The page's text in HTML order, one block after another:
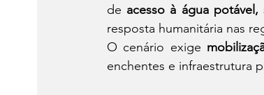
de acesso à água
resposta humanitária nas
O cenário exige
enchentes e infraestrutura